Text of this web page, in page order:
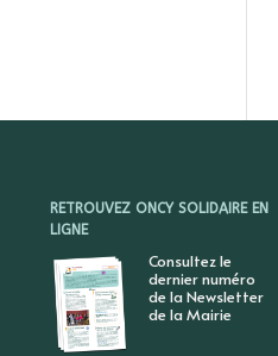
RETROUVEZ ONCY SOLIDAIRE EN
LIGNE
Consultez le
dernier numéro
de la Newsletter
de la Mairie